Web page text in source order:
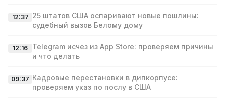
12:37 25 штатов США оспаривают новые пошлины:
судебный вызов Белому дому
12:16
Telegram исчез из App Store: проверяем причины
и что делать
09:37 Кадровые перестановки в дипкорпусе:
проверяем указ по послу в США